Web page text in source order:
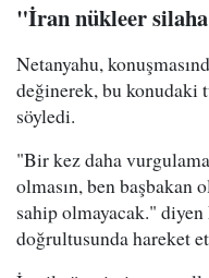
"İran nükleer
Netanyahu,
değinerek, bu konudaki
söyledi.
"Bir kez daha
olmasın, ben başbakan
sahip olmayacak."
doğrultusunda hareket